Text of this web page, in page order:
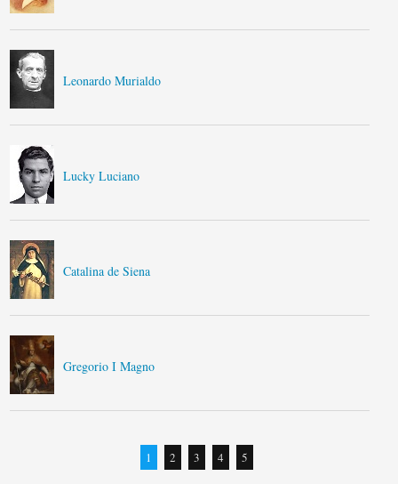
Leonardo Murialdo
Lucky Luciano
Catalina de Siena
Gregorio I Magno
1 2 3 4 5